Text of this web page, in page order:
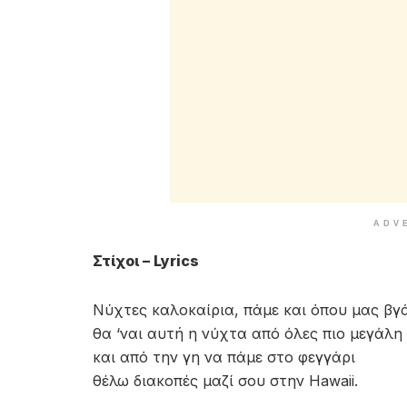
Στίχοι – Lyrics
Νύχτες καλοκαίρια, πάμε και όπου μας
θα ‘ναι αυτή η νύχτα από όλες πιο μεγάλη
και από την γη να πάμε στο φεγγάρι
θέλω διακοπές μαζί σου στην Hawaii.